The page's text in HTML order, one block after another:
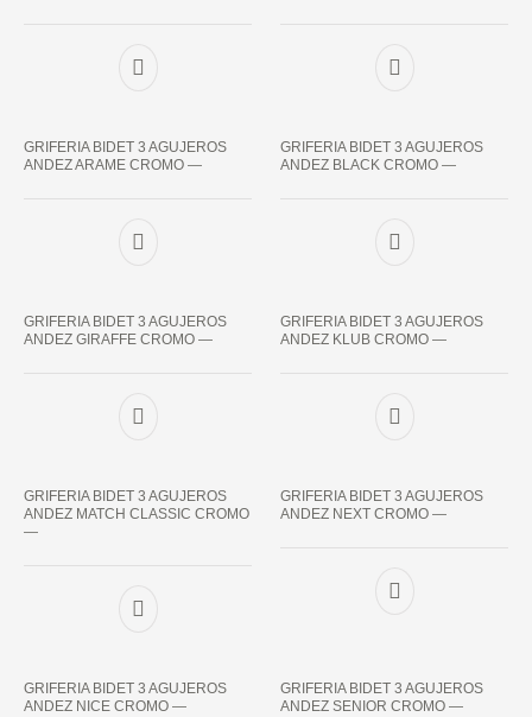
GRIFERIA BIDET 3 AGUJEROS
ANDEZ ARAME CROMO —
GRIFERIA BIDET 3 AGUJEROS
ANDEZ BLACK CROMO —
GRIFERIA BIDET 3 AGUJEROS
ANDEZ GIRAFFE CROMO —
GRIFERIA BIDET 3 AGUJEROS
ANDEZ KLUB CROMO —
GRIFERIA BIDET 3 AGUJEROS
ANDEZ MATCH CLASSIC CROMO
—
GRIFERIA BIDET 3 AGUJEROS
ANDEZ NEXT CROMO —
GRIFERIA BIDET 3 AGUJEROS
ANDEZ NICE CROMO —
GRIFERIA BIDET 3 AGUJEROS
ANDEZ SENIOR CROMO —